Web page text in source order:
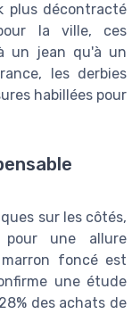
plus décontracté
la ville, ces
un jean qu'à un
les derbies
habillées pour
sur les côtés,
pour une allure
foncé est
une étude
des achats de